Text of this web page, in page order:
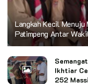
Langkah Kecil Menuju
Patimpeng Antar
Ikhtiar
252